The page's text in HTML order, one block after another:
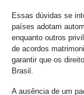
Essas dúvidas se
países adotam
enquanto outros
de acordos
garantir que os
Brasil.
A ausência de um